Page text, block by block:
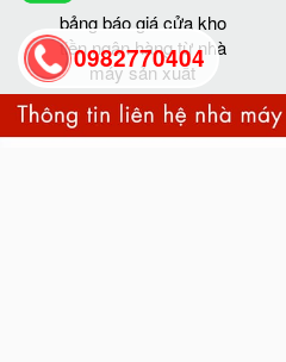
bảng báo giá cửa kho
tiền ngân hàng từ nhà
máy sản xuất
0982770404